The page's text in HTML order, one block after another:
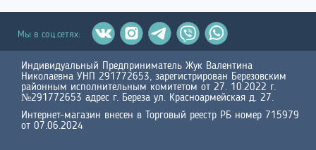
Мы в соц.сетях:
Индивидуальный Предприниматель Жук Валентина
Николаевна УНП 291772653, зарегистрирован Березовским
районным исполнительным комитетом от 27. 10.2022 г.
№291772653 адрес г. Береза ул. Красноармейская д. 27.
Интернет-магазин внесен в Торговый реестр РБ номер 715979
от 07.06.2024